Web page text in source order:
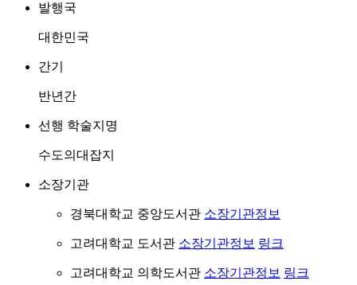
발행국
대한민국
간기
반년간
선행 학술지명
수도의대잡지
소장기관
경북대학교 중앙도서관 소장기관정보
고려대학교 도서관 소장기관정보 링크
고려대학교 의학도서관 소장기관정보 링크